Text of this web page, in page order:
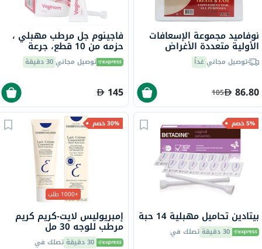
نوفاميد مجموعة الإسعافات
الأولية متعددة الأغراض
تحتوي على 105 قطعة حزمة
من 1توصيل مجانيغداً
86.80
105
فاجينوم جل مرطب مهبلي ،
حزمه من 10 قطع، جرعة
واحدة، 5 ملتوصيل مجاني30 دقيقة
145
5% خصم
بيتادين تحاميل مهبلية 14 حبة
30 دقيقة تصلك في
30% خصم
+1000 طلب
إمبريوليس لايت-كريم كريم
مرطب للوجه 30 مل
30 دقيقة تصلك في